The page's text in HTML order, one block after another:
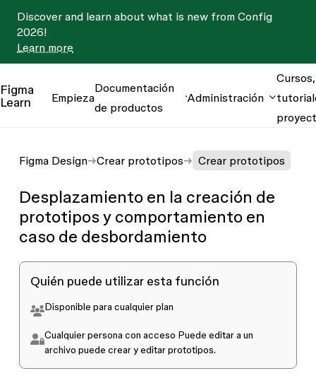
Discover and learn about what is new from Config
2026!
Learn more
Figma
Learn
Empieza
Documentación
de productos
Administración
Cursos,
Figma Design Crear prototipos Crear prototipos
Desplazamiento en la creación de
prototipos y comportamiento en
caso de desbordamiento
Quién puede utilizar esta función
Disponible para cualquier plan
Cualquier persona con acceso Puede editara un
archivo puede crear y editar prototipos.